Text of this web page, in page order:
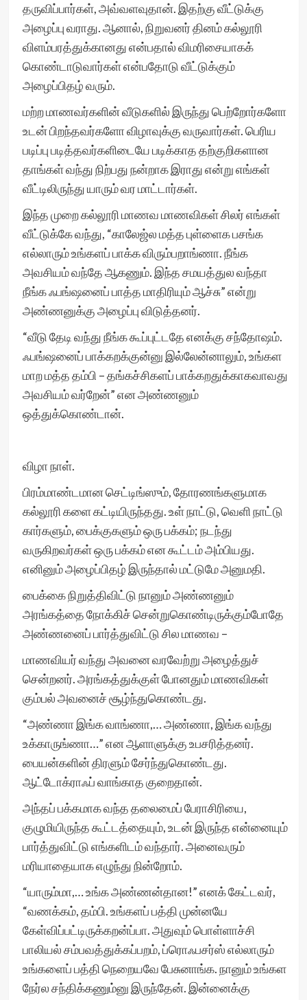
தருவிப்பார்கள், அவ்வளவுதான். இதற்கு வீட்டுக்கு
அழைப்பு வராது. ஆனால், நிறுவனர் தினம் கல்லூரி
விளம்பரத்துக்கானது என்பதால் விமரிசையாகக்
கொண்டாடுவார்கள் என்பதோடு வீட்டுக்கும்
அழைப்பிதழ் வரும்.
மற்ற மாணவர்களின் வீடுகளில் இருந்து பெற்றோர்களோ
உடன் பிறந்தவர்களோ விழாவுக்கு வருவார்கள். பெரிய
படிப்பு படித்தவர்களிடையே படிக்காத தற்குறிகளான
தாங்கள் வந்து நிற்பது நன்றாக இராது என்று எங்கள்
வீட்டிலிருந்து யாரும் வர மாட்டார்கள்.
இந்த முறை கல்லூரி மாணவ மாணவிகள் சிலர் எங்கள்
வீட்டுக்கே வந்து, “காலேஜ்ல மத்த புள்ளைக பசங்க
எல்லாரும் உங்களப் பாக்க விரும்பறாங்ணா. நீங்க
அவசியம் வந்தே ஆகணும். இந்த சமயத்துல வந்தா
நீங்க ஃபங்ஷனைப் பாத்த மாதிரியும் ஆச்சு” என்று
அண்ணனுக்கு அழைப்பு விடுத்தனர்.
“வீடு தேடி வந்து நீங்க கூப்புட்டதே எனக்கு சந்தோஷம்.
ஃபங்ஷனைப் பாக்கறக்குன்னு இல்லேன்னாலும், உங்கள
மாற மத்த தம்பி – தங்கச்சிகளப் பாக்கறதுக்காகவாவது
அவசியம் வர்றேன்” என அண்ணனும்
ஒத்துக்கொண்டான்.
விழா நாள்.
பிரம்மாண்டமான செட்டிங்ஸும், தோரணங்களுமாக
கல்லூரி களை கட்டியிருந்தது. உள் நாட்டு, வெளி நாட்டு
கார்களும், பைக்குகளும் ஒரு பக்கம்; நடந்து
வருகிறவர்கள் ஒரு பக்கம் என கூட்டம் அம்பியது.
எனினும் அழைப்பிதழ் இருந்தால் மட்டுமே அனுமதி.
பைக்கை நிறுத்திவிட்டு நானும் அண்ணனும்
அரங்கத்தை நோக்கிச் சென்றுகொண்டிருக்கும்போதே
அண்ணனைப் பார்த்துவிட்டு சில மாணவ –
மாணவியர் வந்து அவனை வரவேற்று அழைத்துச்
சென்றனர். அரங்கத்துக்குள் போனதும் மாணவிகள்
கும்பல் அவனைச் சூழ்ந்துகொண்டது.
“அண்ணா இங்க வாங்ணா,… அண்ணா, இங்க வந்து
உக்காருங்ணா…” என ஆளாளுக்கு உபசரித்தனர்.
பையன்களின் திரளும் சேர்ந்துகொண்டது.
ஆட்டோக்ராஃப் வாங்காத குறைதான்.
அந்தப் பக்கமாக வந்த தலைமைப் பேராசிரியை,
குழுமியிருந்த கூட்டத்தையும், உடன் இருந்த என்னையும்
பார்த்துவிட்டு எங்களிடம் வந்தார். அனைவரும்
மரியாதையாக எழுந்து நின்றோம்.
“யாரும்மா,… உங்க அண்ணன்தான!” எனக் கேட்டவர்,
“வணக்கம், தம்பி. உங்களப் பத்தி முன்னயே
கேள்விப்பட்டிருக்கறன்ப்பா. அதுவும் பொள்ளாச்சி
பாலியல் சம்பவத்துக்கப்பறம், ப்ரொஃபசர்ஸ் எல்லாரும்
உங்களைப் பத்தி நெறையவே பேசுனாங்க. நானும் உங்கள
நேர்ல சந்திக்கணும்னு இருந்தேன். இன்னைக்கு